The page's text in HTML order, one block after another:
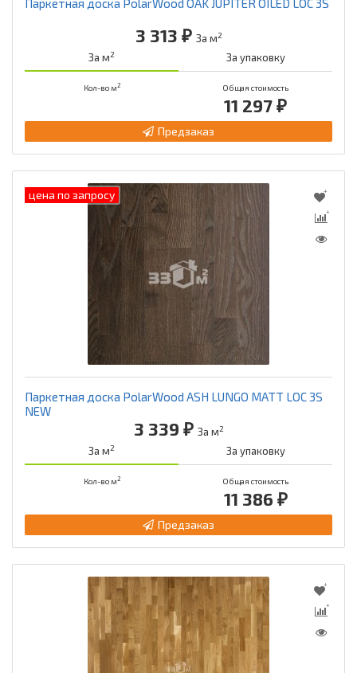
Паркетная доска PolarWood OAK JUPITER OILED LOC 3S
3 313 ₽ За м2
За м2 За упаковку
Кол-во м2 Общая стоимость
11 297 ₽
Предзаказ
цена по запросу
Паркетная доска PolarWood ASH LUNGO MATT LOC 3S
NEW
3 339 ₽ За м2
За м2 За упаковку
Кол-во м2 Общая стоимость
11 386 ₽
Предзаказ